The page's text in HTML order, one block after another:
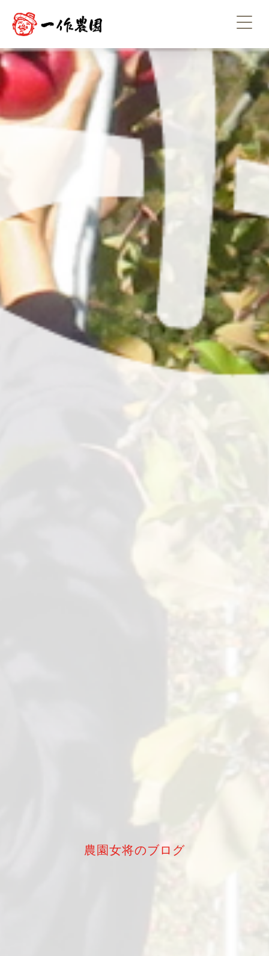
農園女将のブログ